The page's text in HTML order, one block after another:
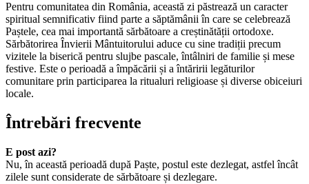
Pentru comunitatea din România, această zi păstrează un caracter
spiritual semnificativ fiind parte a săptămânii în care se celebrează
Paștele, cea mai importantă sărbătoare a creștinătății ortodoxe.
Sărbătorirea Învierii Mântuitorului aduce cu sine tradiții precum
vizitele la biserică pentru slujbe pascale, întâlniri de familie și mese
festive. Este o perioadă a împăcării și a întăririi legăturilor
comunitare prin participarea la ritualuri religioase și diverse obiceiuri
locale.
Întrebări frecvente
E post azi?
Nu, în această perioadă după Paște, postul este dezlegat, astfel încât
zilele sunt considerate de sărbătoare și dezlegare.